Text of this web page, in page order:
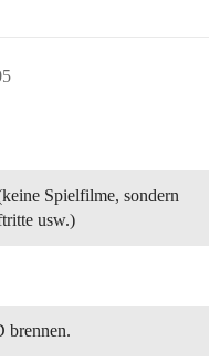
Spielfilme, sondern
usw.)
brennen.